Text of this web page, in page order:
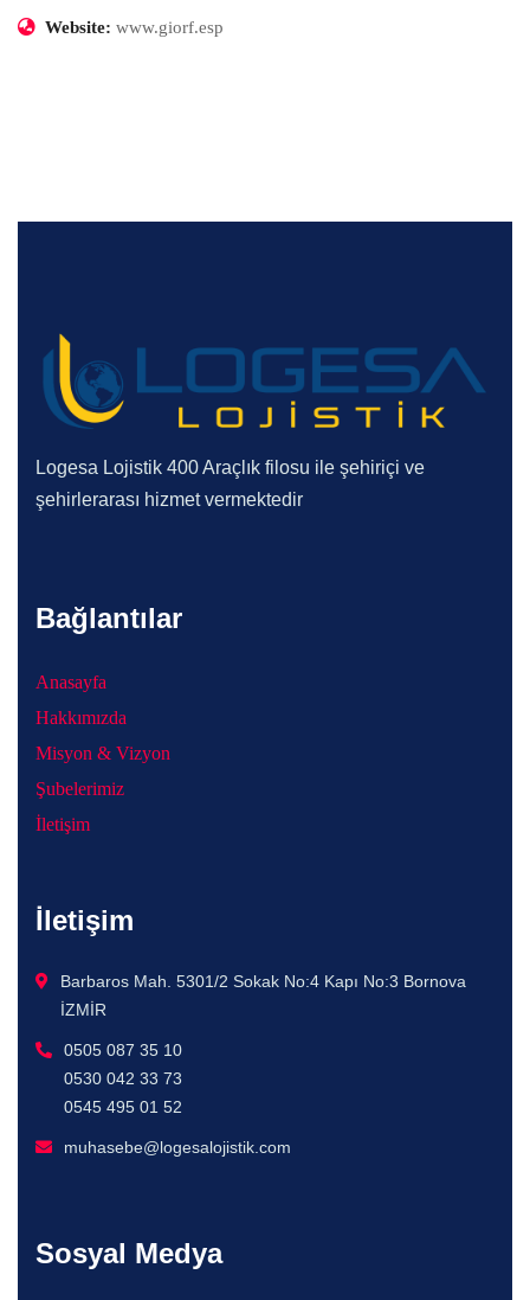
Website: www.giorf.esp
Logesa Lojistik 400 Araçlık filosu ile şehiriçi ve
şehirlerarası hizmet vermektedir
Bağlantılar
Anasayfa
Hakkımızda
Misyon & Vizyon
Şubelerimiz
İletişim
İletişim
Barbaros Mah. 5301/2 Sokak No:4 Kapı No:3 Bornova
İZMİR
0505 087 35 10
0530 042 33 73
0545 495 01 52
muhasebe@logesalojistik.com
Sosyal Medya